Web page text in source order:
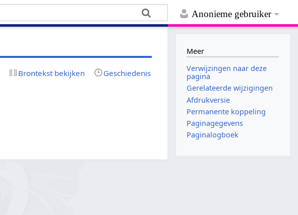
Anonieme gebruiker
Brontekst bekijken Geschiedenis
Meer
Verwijzingen naar deze
pagina
Gerelateerde wijzigingen
Afdrukversie
Permanente koppeling
Paginagegevens
Paginalogboek